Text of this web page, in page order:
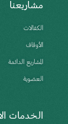
مشاريعنا
الكفالات
الأوقاف
المشاريع الدائمة
العضوية
الخدمات